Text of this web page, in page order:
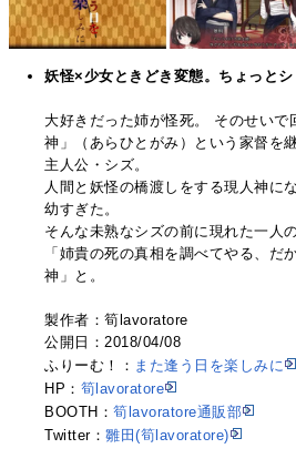
妖怪×少女ときどき変態。ちょっとシ
大好きだった姉が怪死。 そのせいで
神」（あらひとがみ）という家督を
主人公・シズ。
人間と妖怪の橋渡しをする現人神に
幼すぎた。
そんな未熟なシズの前に現れた一人
「姉貴の死の真相を調べてやる、だ
神」と。
製作者：筍lavoratore
公開日：2018/04/08
ふりーむ！： また逢う日を楽しみに
HP： 筍lavoratore
BOOTH：筍lavoratore通販部
Twitter：雛田(筍lavoratore)